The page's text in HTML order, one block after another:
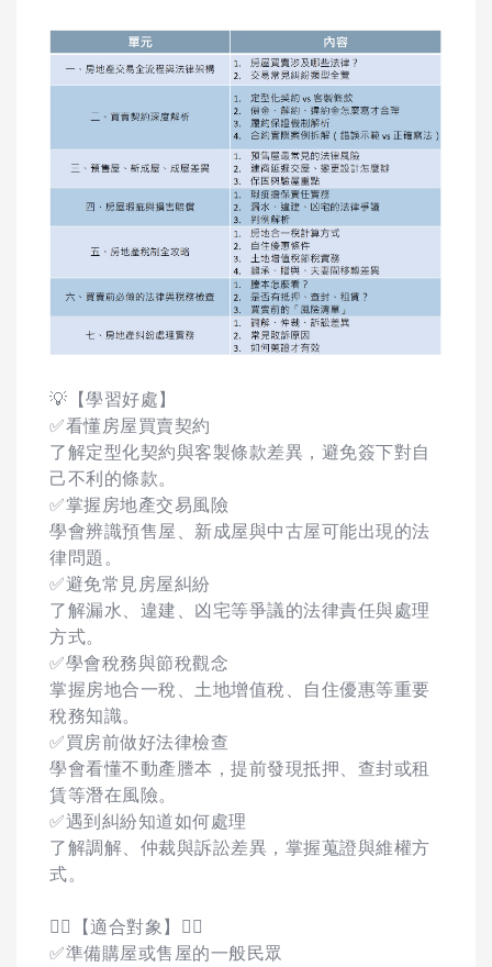
💡【學習好處】
✅看懂房屋買賣契約
了解定型化契約與客製條款差異，避免簽下對自
己不利的條款。
✅掌握房地產交易風險
學會辨識預售屋、新成屋與中古屋可能出現的法
律問題。
✅避免常見房屋糾紛
了解漏水、違建、凶宅等爭議的法律責任與處理
方式。
✅學會稅務與節稅觀念
掌握房地合一稅、土地增值稅、自住優惠等重要
稅務知識。
✅買房前做好法律檢查
學會看懂不動產謄本，提前發現抵押、查封或租
賃等潛在風險。
✅遇到糾紛知道如何處理
了解調解、仲裁與訴訟差異，掌握蒐證與維權方
式。
🙋‍♂️【適合對象】🙋‍♀️
✅準備購屋或售屋的一般民眾